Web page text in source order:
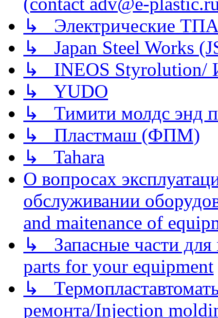
↳ Электрические
↳ Japan Steel Works
↳ INEOS
↳ YUDO
↳ Тимити молдс энд
↳ Пластмаш (ФПМ)
↳ Tahara
О вопросах
обслуживании
and maitenance of
↳ Запасные части для
parts for your equipment
↳
ремонта/Injection